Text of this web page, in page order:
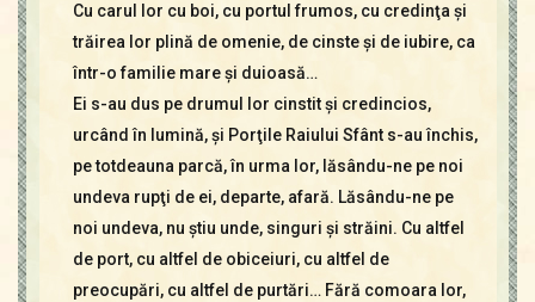
Cu carul lor cu boi, cu portul frumos, cu credinţa şi
trăirea lor plină de omenie, de cinste şi de iubire, ca
într-o familie mare şi duioasă…
Ei s-au dus pe drumul lor cinstit şi credincios,
urcând în lumină, şi Porţile Raiului Sfânt s-au închis,
pe totdeauna parcă, în urma lor, lăsându-ne pe noi
undeva rupţi de ei, departe, afară. Lăsându-ne pe
noi undeva, nu ştiu unde, singuri şi străini. Cu altfel
de port, cu altfel de obiceiuri, cu altfel de
preocupări, cu altfel de purtări… Fără comoara lor,